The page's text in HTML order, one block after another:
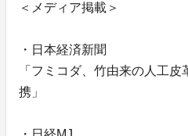
＜メディア掲載＞
・日本経済新聞
「フミコダ、竹由来の人工
携」